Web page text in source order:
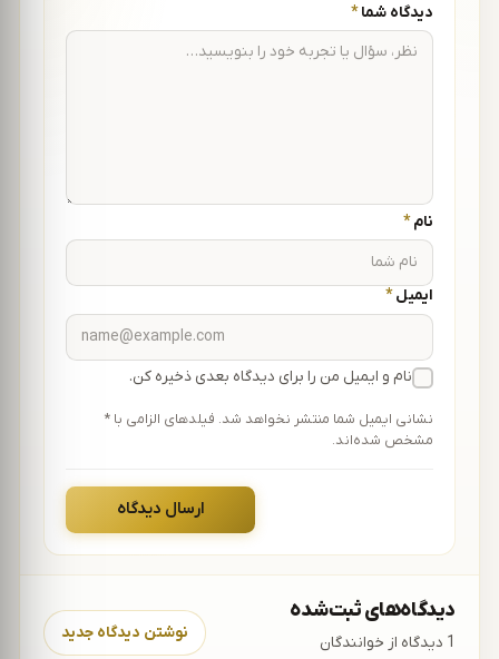
نام*(الزامی)
ایمیل*(الزامی)
نام و ایمیل من را برای دیدگاه بعدی ذخیره کن.
دیدگاه شما*(الزامی)
نشانی ایمیل شما منتشر نخواهد شد. فیلدهای الزامی با *
مشخص شده‌اند.
ارسال دیدگاه
دیدگاه‌های ثبت‌شده
1 دیدگاه از خوانندگان
نوشتن دیدگاه جدید